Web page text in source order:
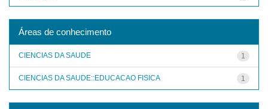
Áreas de conhecimento
1
CIENCIAS DA SAUDE
1
CIENCIAS DA SAUDE::EDUCACAO FISICA